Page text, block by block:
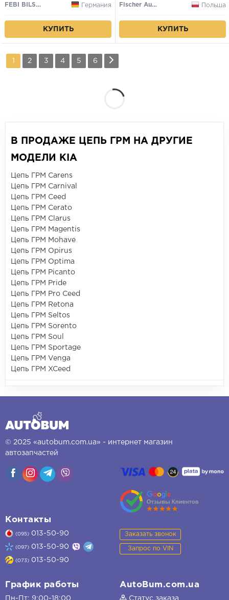
FEBI BILSTEIN
Германия
КУПИТЬ
Fischer Automotive One (FA1)
Польша
КУПИТЬ
1 2 3 4 5 6
В ПРОДАЖЕ ЦЕПЬ ГРМ НА ДРУГИЕ
МОДЕЛИ KIA
Цепь ГРМ Carens
Цепь ГРМ Carnival
Цепь ГРМ Ceed
Цепь ГРМ Cerato
Цепь ГРМ Clarus
Цепь ГРМ Magentis
Цепь ГРМ Mohave
Цепь ГРМ Opirus
Цепь ГРМ Optima
Цепь ГРМ Picanto
Цепь ГРМ Pride
Цепь ГРМ Pro Ceed
Цепь ГРМ Retona
Цепь ГРМ Seltos
Цепь ГРМ Sorento
Цепь ГРМ Soul
Цепь ГРМ Sportage
Цепь ГРМ Venga
Цепь ГРМ XCeed
© 2025 «autobum.com.ua» - интернет магазин
автозапчастей
Контакты
(095) 013-50-90
(097) 013-50-90
(073) 013-50-90
Заказать звонок
Запрос по VIN
График работы
Пн-Пт: 9:00-18:00
AutoBum.com.ua
Статус заказа